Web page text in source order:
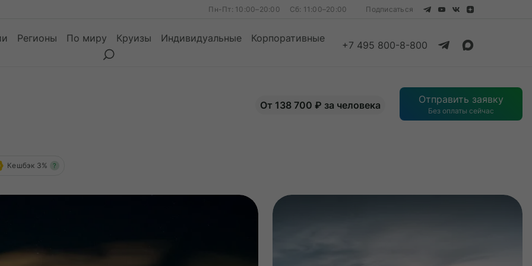
Пн-Пт: 10:00–20:00 Сб: 11:00–20:00 Подписаться
Смотреть все
Регионы По миру Круизы Индивидуальные Корпоративные
+7 495 800-8-800
Смотреть все
От 138 700 ₽ за человека Отправить заявку
Без оплаты сейчас
Кешбэк 3% ?